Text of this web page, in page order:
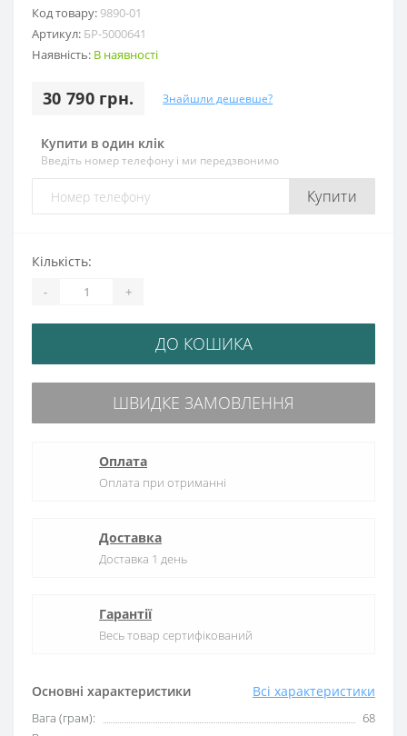
Код товару: 9890-01
Артикул: БР-5000641
Наявність: В наявності
30 790 грн. Знайшли дешевше?
Купити в один клік
Введіть номер телефону і ми передзвонимо
Купити
Основні характеристики Всі характеристики
Вага (грам):
68
Кількість:
- +
ДО КОШИКА
ШВИДКЕ ЗАМОВЛЕННЯ
Оплата
Оплата при отриманні
Доставка
Доставка 1 день
Гарантії
Весь товар сертифікований